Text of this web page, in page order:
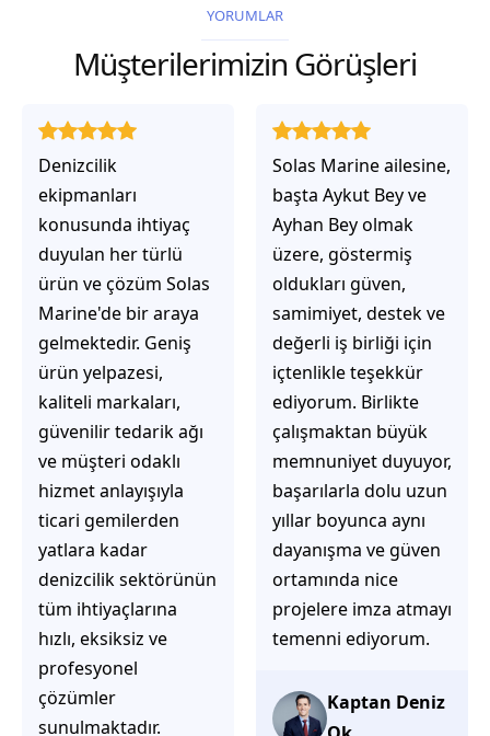
YORUMLAR
Müşterilerimizin Görüşleri
Solas Marine ailesine,
başta Aykut Bey ve
Ayhan Bey olmak
üzere, göstermiş
oldukları güven,
samimiyet, destek ve
değerli iş birliği için
içtenlikle teşekkür
ediyorum. Birlikte
çalışmaktan büyük
memnuniyet duyuyor,
başarılarla dolu uzun
yıllar boyunca aynı
dayanışma ve güven
ortamında nice
projelere imza atmayı
temenni ediyorum.
Kaptan Deniz
Solas Marine ile
çalıştığınızda,
işlerinin gerçekten
çözüm üretmeye
odaklı olduğunu
hemen fark
ediyorsunuz.
İhtiyaçlarınıza hızlı ve
doğru çözümler
sunmaya çalışıyorlar.
Müşteri
memnuniyetini ön
planda tutan
yaklaşımları, ilgili
iletişimleri ve
güvenilir hizmet
anlayışları sayesinde
başarılı bir ekip
olduklarını